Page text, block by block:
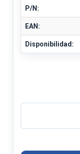
P/N:
EAN:
Disponibilidad: